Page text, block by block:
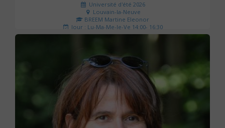
Université d'été 2026
Louvain-la-Neuve
BREEM Martine Eleonor
Jour : Lu-Ma-Me-Je-Ve 14:00- 16:30
Nombre de séances : 3